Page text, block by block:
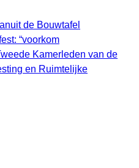
de Bouwtafel
“voorkom
Kamerleden van de
en Ruimtelijke